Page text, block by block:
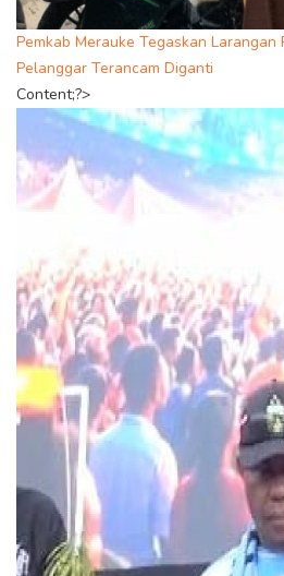
Pemkab Merauke Tegaskan
Pelanggar Terancam Diganti
Content;?>